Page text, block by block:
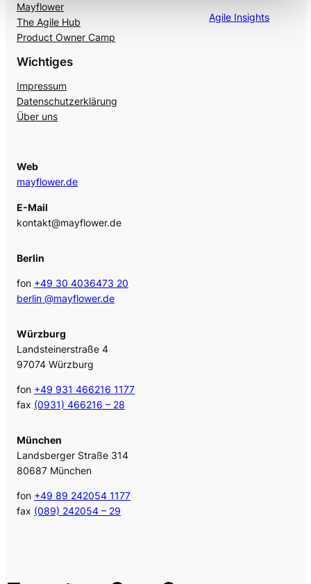
Mayflower
The Agile Hub
Product Owner Camp
Agile Insights
Wichtiges
Impressum
Datenschutzerklärung
Über uns
Web
mayflower.de
E-Mail
kontakt@mayflower.de
Berlin
fon +49 30 4036473 20
berlin @mayflower.de
Würzburg
Landsteinerstraße 4
97074 Würzburg
fon +49 931 466216 1177
fax (0931) 466216 – 28
München
Landsberger Straße 314
80687 München
fon +49 89 242054 1177
fax (089) 242054 – 29